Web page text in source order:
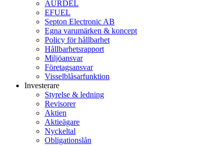
AURDEL
EFUEL
Septon Electronic AB
Egna varumärken & koncept
Policy för hållbarhet
Hållbarhetsrapport
Miljöansvar
Företagsansvar
Visselblåsarfunktion
Investerare
Styrelse & ledning
Revisorer
Aktien
Aktieägare
Nyckeltal
Obligationslån